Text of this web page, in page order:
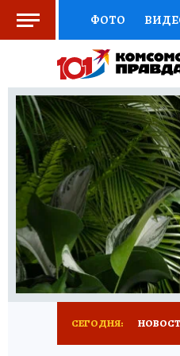
ФОТО
ЖЕНСКИЕ
ДЕФИЦИТ
РЕКЛАМА
СЕГОДНЯ: